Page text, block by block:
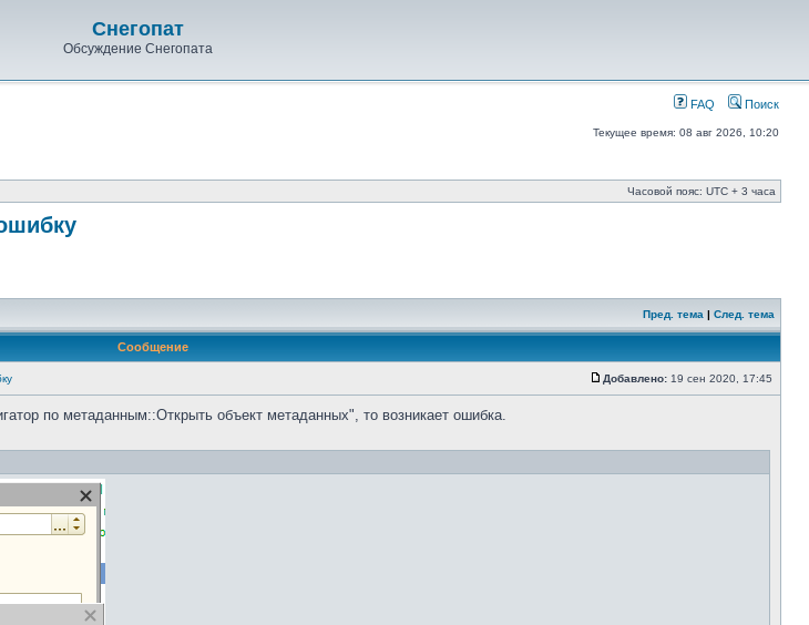
Снегопат
Обсуждение Снегопата
FAQ Поиск
Текущее время: 08 авг 2026, 10:20
Часовой пояс: UTC + 3 часа
Пред. тема | След. тема
Сообщение
Добавлено: 19 сен 2020, 17:45
по метаданным::Открыть объект метаданных", то возникает ошибка.